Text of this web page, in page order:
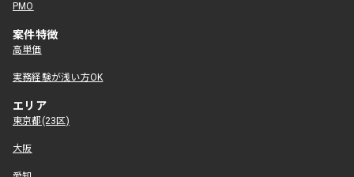
PMO
案件特徴
高単価
実務経験が浅い方OK
エリア
東京都(23区)
大阪